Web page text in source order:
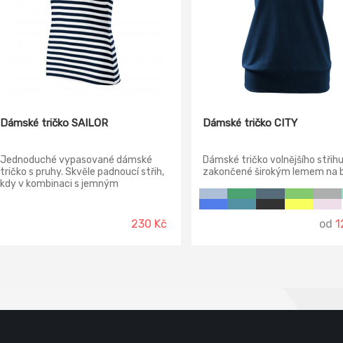
Dámské tričko SAILOR
Jednoduché vypasované dámské
tričko s pruhy. Skvěle padnoucí střih,
kdy v kombinaci s jemným
také pánské a dětské, tak aby se230 Kč
Dámské tričko CITY
Dámské tričko volnějšího střihu
zakončené širokým lemem na
pouze ze 100% bavlny a skvěle
tedy hodí na každé roční
od